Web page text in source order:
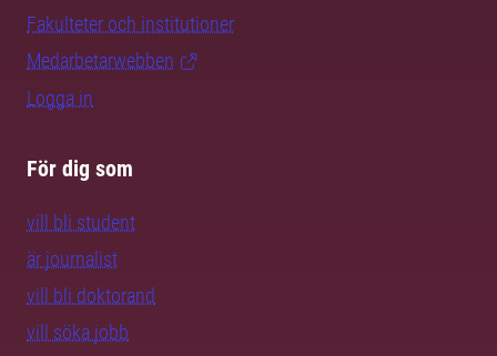
Fakulteter och institutioner
Medarbetarwebben
Logga in
För dig som
vill bli student
är journalist
vill bli doktorand
vill söka jobb